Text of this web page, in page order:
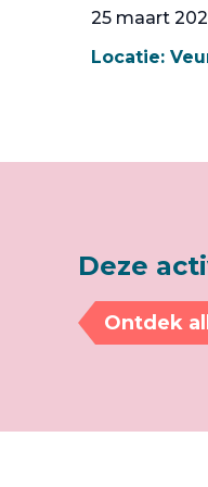
25 maart
Locatie:
Deze
Ontdek